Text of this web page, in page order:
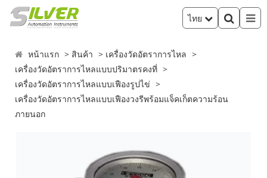
ไทย
หน้าแรก สินค้า
เครื่องวัดอัตราการไหล
เครื่องวัดอัตราการไหลแบบปริมาตรคงที่
เครื่องวัดอัตราการไหลแบบเฟืองรูปไข่
เครื่องวัดอัตราการไหลแบบเฟืองวงรีพร้อมแจ็คเก็ตความร้อน
ภายนอก